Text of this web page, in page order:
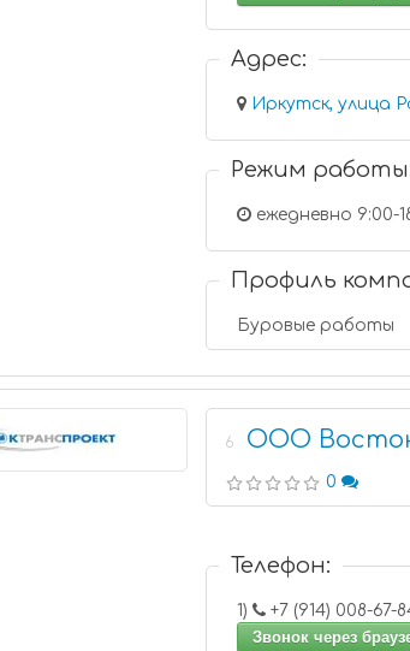
Адрес:
Иркутск, улица
Режим
ежедневно 9:00-
Профиль
Буровые работы
6 ООО
0
Телефон:
1)
+7 (914) 008-67-
Звонок через